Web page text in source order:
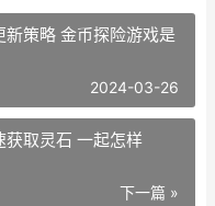
策略 金币探险游戏是
2024-03-26
取灵石 一起怎样
下一篇 »